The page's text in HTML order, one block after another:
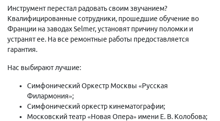
Инструмент перестал радовать своим звучанием?
Квалифицированные сотрудники, прошедшие обучение во
Франции на заводах Selmer, установят причину поломки и
устранят ее. На все ремонтные работы предоставляется
гарантия.
Нас выбирают лучшие:
Симфонический Оркестр Москвы «Русская
Филармония»;
Симфонический оркестр кинематографии;
Московский театр «Новая Опера» имени Е. В. Колобова;